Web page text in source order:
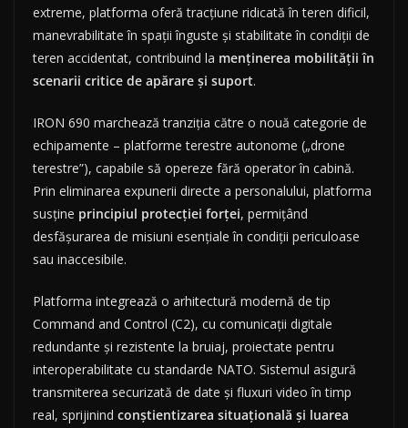
extreme, platforma oferă tracțiune ridicată în teren dificil,
manevrabilitate în spații înguste și stabilitate în condiții de
teren accidentat, contribuind la menținerea mobilității în
scenarii critice de apărare și suport.
IRON 690 marchează tranziția către o nouă categorie de
echipamente – platforme terestre autonome („drone
terestre”), capabile să opereze fără operator în cabină.
Prin eliminarea expunerii directe a personalului, platforma
susține principiul protecției forței, permițând
desfășurarea de misiuni esențiale în condiții periculoase
sau inaccesibile.
Platforma integrează o arhitectură modernă de tip
Command and Control (C2), cu comunicații digitale
redundante și rezistente la bruiaj, proiectate pentru
interoperabilitate cu standarde NATO. Sistemul asigură
transmiterea securizată de date și fluxuri video în timp
real, sprijinind conștientizarea situațională și luarea